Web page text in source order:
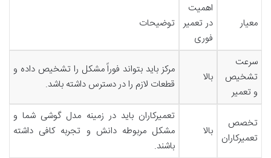
معیار
اهمیت
در تعمیر
فوری
توضیحات
سرعت
تشخیص
و تعمیر
بالا
مرکز باید بتواند فوراً مشکل را تشخیص داده و
قطعات لازم را در دسترس داشته باشد.
تخصص
تعمیرکاران بالا
تعمیرکاران باید در زمینه مدل گوشی شما و
مشکل مربوطه دانش و تجربه کافی داشته
باشند.